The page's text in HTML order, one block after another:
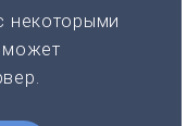
некоторыми
может